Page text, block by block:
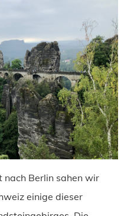
nach Berlin sahen wir
einige dieser